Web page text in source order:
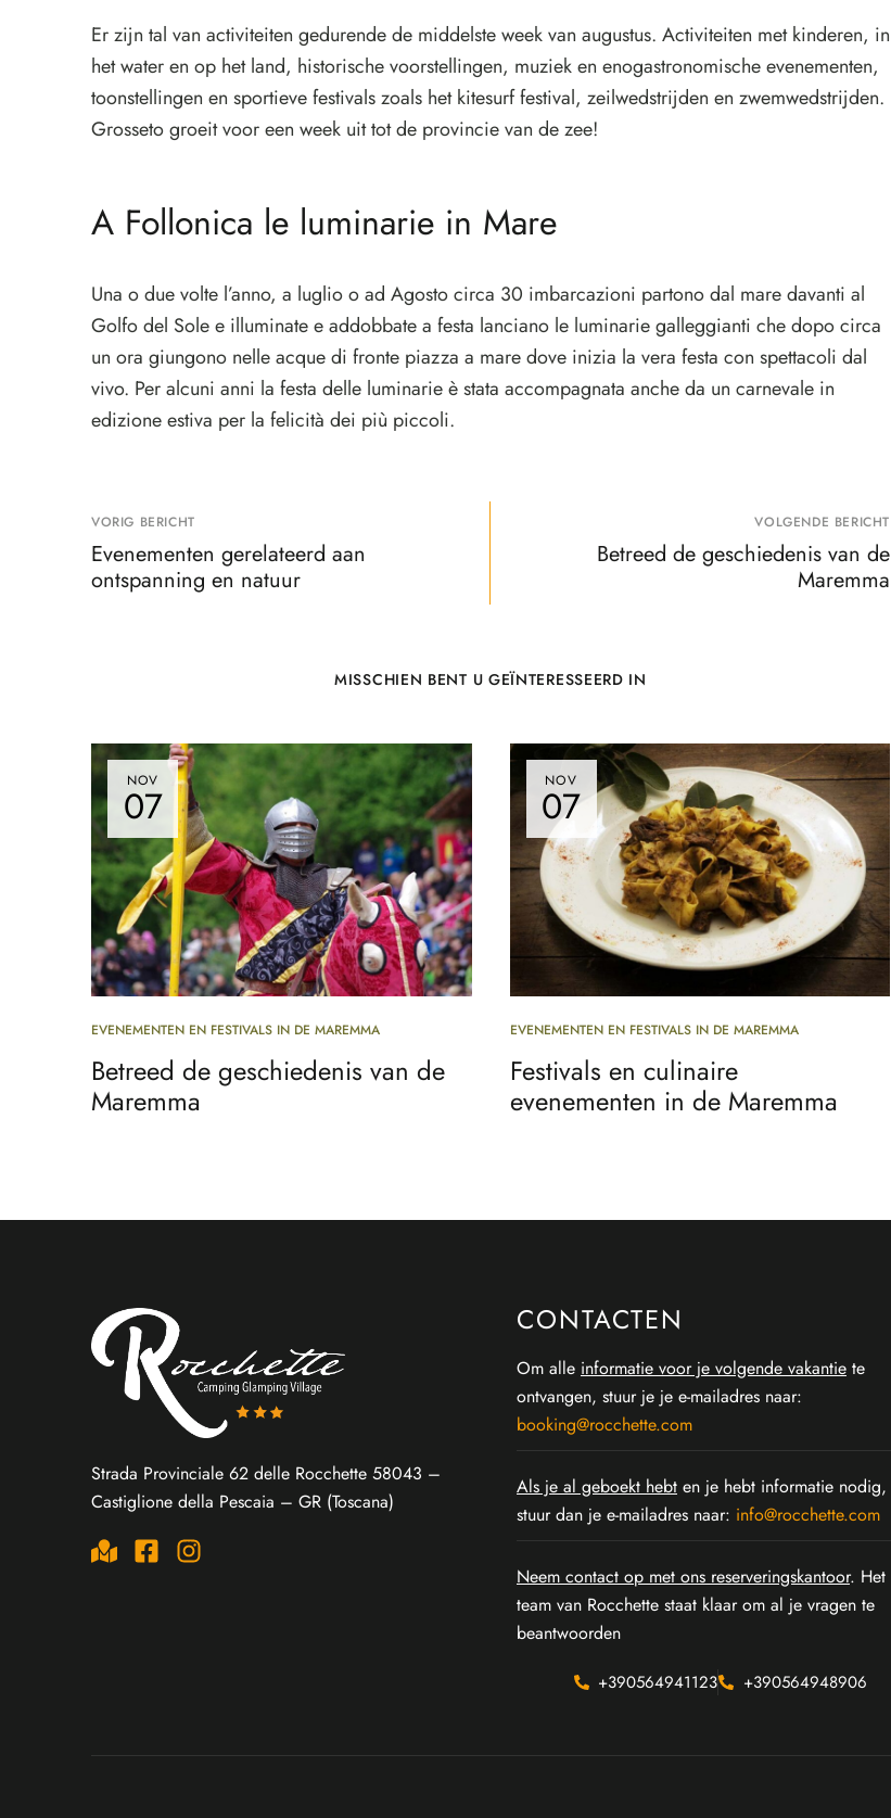
Er zijn tal van activiteiten gedurende de middelste week van augustus. Activiteiten met kinderen, in
het water en op het land, historische voorstellingen, muziek en enogastronomische evenementen,
toonstellingen en sportieve festivals zoals het kitesurf festival, zeilwedstrijden en zwemwedstrijden.
Grosseto groeit voor een week uit tot de provincie van de zee!
A Follonica le luminarie in Mare
Una o due volte l’anno, a luglio o ad Agosto circa 30 imbarcazioni partono dal mare davanti al
Golfo del Sole e illuminate e addobbate a festa lanciano le luminarie galleggianti che dopo circa
un ora giungono nelle acque di fronte piazza a mare dove inizia la vera festa con spettacoli dal
vivo. Per alcuni anni la festa delle luminarie è stata accompagnata anche da un carnevale in
edizione estiva per la felicità dei più piccoli.
VORIG BERICHT
Evenementen gerelateerd aan
ontspanning en natuur
VOLGENDE BERICHT
Betreed de geschiedenis van de
Maremma
MISSCHIEN BENT U GEÏNTERESSEERD IN
NOV
07
EVENEMENTEN EN FESTIVALS IN DE MAREMMA
Betreed de geschiedenis van de
Maremma
NOV
07
EVENEMENTEN EN FESTIVALS IN DE MAREMMA
Festivals en culinaire
evenementen in de Maremma
Strada Provinciale 62 delle Rocchette 58043 –
Castiglione della Pescaia – GR (Toscana)
CONTACTEN
Om alle informatie voor je volgende vakantiete
ontvangen, stuur je je e-mailadres naar:
booking@rocchette.com
Als je al geboekt hebten je hebt informatie nodig,
stuur dan je e-mailadres naar: info@rocchette.com
Neem contact op met ons reserveringskantoor. Het
team van Rocchette staat klaar om al je vragen te
beantwoorden
+390564941123 +390564948906